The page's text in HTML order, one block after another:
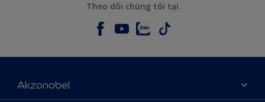
Theo dõi chúng tôi tại
Akzonobel